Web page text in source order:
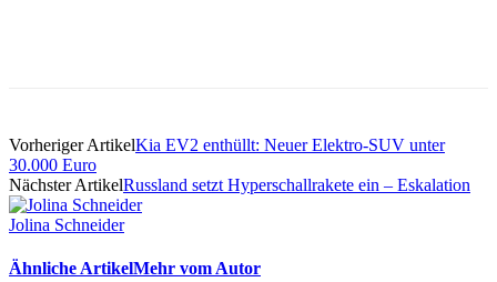
Vorheriger ArtikelKia EV2 enthüllt: Neuer Elektro-SUV unter
30.000 Euro
Nächster ArtikelRussland setzt Hyperschallrakete ein – Eskalation
Jolina Schneider
Ähnliche ArtikelMehr vom Autor